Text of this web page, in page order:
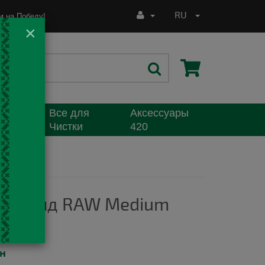
на Победу! RU
Все для
Чистки
Аксессуары
420
стенд RAW Medium
×